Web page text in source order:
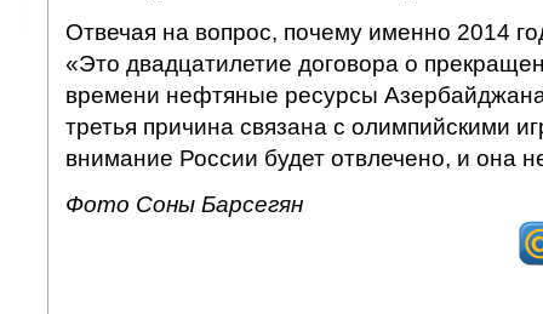
Отвечая на вопрос, почему именно 2014
«Это двадцатилетие договора о
времени нефтяные ресурсы
третья причина связана с олимпийскими
внимание России будет отвлечено, и она
Фото Соны Барсегян